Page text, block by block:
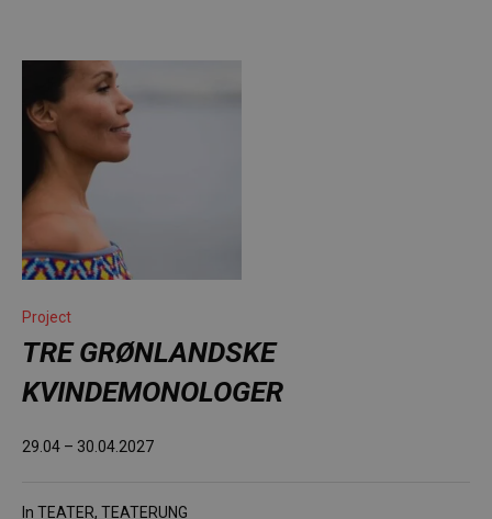
Project
TRE GRØNLANDSKE
KVINDEMONOLOGER
29.04 – 30.04.2027
In TEATER, TEATERUNG